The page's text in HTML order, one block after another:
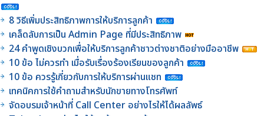
8 วิธีเพิ่มประสิทธิภาพการให้บริการลูกค้า
เคล็ดลับการเป็น Admin Page ที่มีประสิทธิภาพ
24 คำพูดเชิงบวกเพื่อให้บริการลูกค้าชาวต่างชาติอย่างมืออาชีพ
10 ข้อ ไม่ควรทำ เมื่อรับเรื่องร้องเรียนของลูกค้า
10 ข้อ ควรรู้เกี่ยวกับการให้บริการผ่านแชท
เทคนิคการใช้คำถามสำหรับนักขายทางโทรศัพท์
จัดอบรมเจ้าหน้าที่ Call Center อย่างไรให้ได้ผลลัพธ์